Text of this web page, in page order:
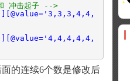
冲击起子 -->
的连续6个数是修改后